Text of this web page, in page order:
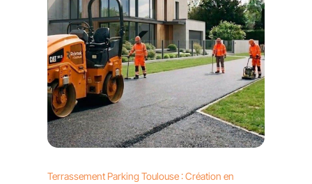
Terrassement Parking Toulouse : Création en